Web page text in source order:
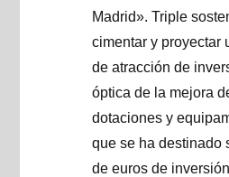
Madrid». Triple
cimentar y proyectar
de atracción de
óptica de la mejora
dotaciones y
que se ha destinado
de euros de